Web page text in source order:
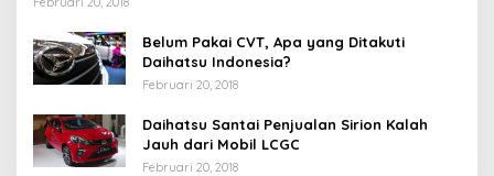
Belum Pakai CVT, Apa yang Ditakuti
Daihatsu Indonesia?
Februari 20, 2018
Daihatsu Santai Penjualan Sirion Kalah
Jauh dari Mobil LCGC
Februari 20, 2018